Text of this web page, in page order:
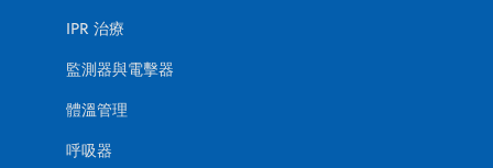
IPR 治療
監測器與電擊器
體溫管理
呼吸器